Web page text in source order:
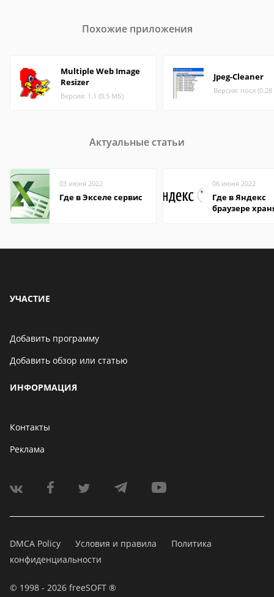
Похожие приложения
Multiple Web Image
Resizer
Версия: 1.1 (0.5 МБ)
Jpeg-Cleaner
Версия: посл
Актуальные статьи
03 июня 2022
Где в Экселе сервис
06 июня 2022
Где в Яндекс
браузере
УЧАСТИЕ
Добавить программу
Добавить обзор или статью
ИНФОРМАЦИЯ
Контакты
Реклама
DMCA Policy Условия и правила
Политика
конфиденциальности
© 1998 - 2026 freeSOFT ®